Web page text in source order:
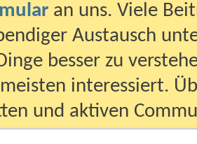
an uns. Viele
Austausch
besser zu
interessiert.
und aktiven